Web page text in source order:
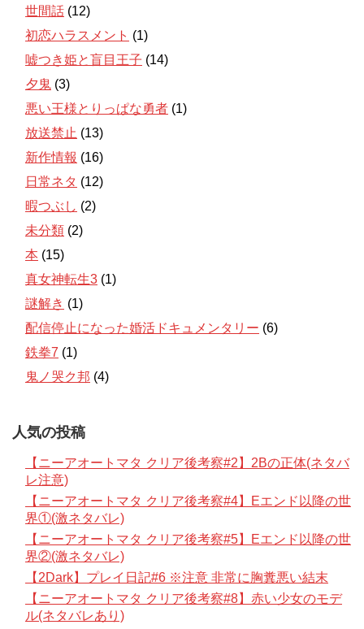
世間話 (12)
初恋ハラスメント (1)
嘘つき姫と盲目王子 (14)
夕鬼 (3)
悪い王様とりっぱな勇者 (1)
放送禁止 (13)
新作情報 (16)
日常ネタ (12)
暇つぶし (2)
未分類 (2)
本 (15)
真女神転生3 (1)
謎解き (1)
配信停止になった婚活ドキュメンタリー (6)
鉄拳7 (1)
鬼ノ哭ク邦 (4)
人気の投稿
【ニーアオートマタ クリア後考察#2】2Bの正体(ネタバ
レ注意)
【ニーアオートマタ クリア後考察#4】Eエンド以降の世
界①(激ネタバレ)
【ニーアオートマタ クリア後考察#5】Eエンド以降の世
界②(激ネタバレ)
【2Dark】プレイ日記#6 ※注意 非常に胸糞悪い結末
【ニーアオートマタ クリア後考察#8】赤い少女のモデ
ル(ネタバレあり)